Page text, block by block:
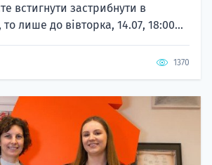
встигнути застрибнути в
то лише до вівторка, 14.07, 18:00...
1370